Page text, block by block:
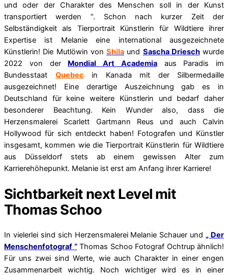
und oder der Charakter des Menschen soll in der Kunst
transportiert werden “. Schon nach kurzer Zeit der
Selbständigkeit als Tierportrait Künstlerin für Wildtiere ihrer
Expertise ist Melanie eine international ausgezeichnete
Künstlerin! Die Mutlöwin von Shila und Sascha Drieschwurde
2022 von der Mondial Art Academiaaus Paradis im
Bundesstaat Quebec in Kanada mit der Silbermedaille
ausgezeichnet! Eine derartige Auszeichnung gab es in
Deutschland für keine weitere Künstlerin und bedarf daher
besonderer Beachtung. Kein Wunder also, dass die
Herzensmalerei Scarlett Gartmann Reus und auch Calvin
Hollywood für sich entdeckt haben! Fotografen und Künstler
insgesamt, kommen wie die Tierportrait Künstlerin für Wildtiere
aus Düsseldorf stets ab einem gewissen Alter zum
Karrierehöhepunkt. Melanie ist erst am Anfang ihrer Karriere!
Sichtbarkeit next Level mit
Thomas Schoo
In vielerlei sind sich Herzensmalerei Melanie Schauer und „ Der
Menschenfotograf “Thomas Schoo Fotograf Ochtrup ähnlich!
Für uns zwei sind Werte, wie auch Charakter in einer engen
Zusammenarbeit wichtig. Noch wichtiger wird es in einer